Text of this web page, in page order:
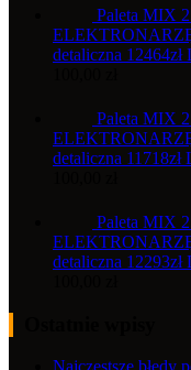
Paleta MIX
detaliczna
Paleta MIX
detaliczna
Paleta MIX
detaliczna